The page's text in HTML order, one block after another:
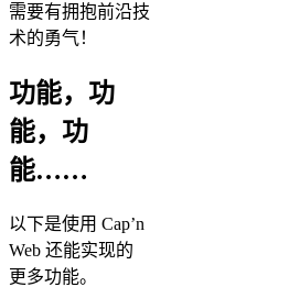
需要有拥抱前沿技
术的勇气！
功能，功
能，功
能……
以下是使用 Cap’n
Web 还能实现的
更多功能。